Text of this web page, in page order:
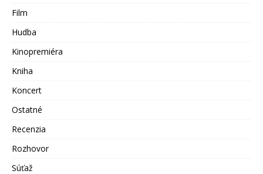
Film
Hudba
Kinopremiéra
Kniha
Koncert
Ostatné
Recenzia
Rozhovor
Súťaž